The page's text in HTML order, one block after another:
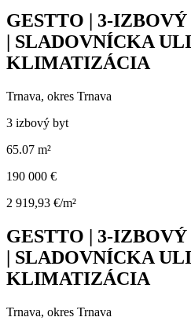
GESTTO | 3-
| SLADOVNÍCKA
KLIMATIZÁCIA
Trnava, okres Trnava
3 izbový byt
65.07 m²
190 000 €
2 919,93 €/m²
GESTTO | 3-
| SLADOVNÍCKA
KLIMATIZÁCIA
Trnava, okres Trnava